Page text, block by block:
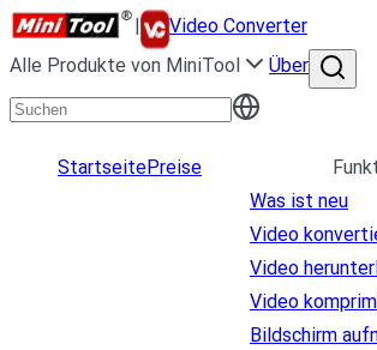
|
Video Converter
Alle Produkte von MiniTool
Über
StartseitePreise
Was ist neu
Video
Video
Video
Bildschirm